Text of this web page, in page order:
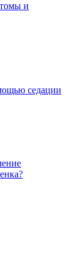
и
седации